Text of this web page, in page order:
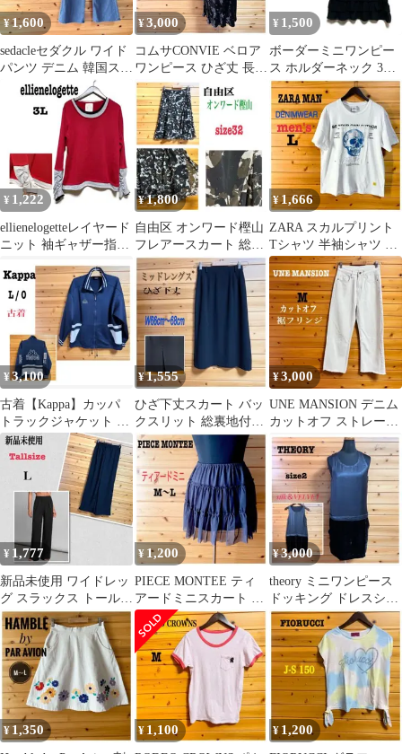
¥1,600
sedacleセダクル ワイド
パンツ デニム 韓国スト
リート グレー S
¥3,000
コムサCONVIE ベロア
ワンピース ひざ丈 長袖
ブラウン F
¥ 1,500
ボーダーミニワンピー
ス ホルダーネック 3段
フリル 黒/白 M位
¥ 1,222
ellienelogetteレイヤード
ニット 袖ギャザー指出
¥1,800
自由区 オンワード樫山
フレアースカート 総柄
サイズ32 XS
¥1,666
ZARA スカルプリント
Tシャツ 半袖シャツ 白
L
¥3,100
古着【Kappa】カッパ
トラックジャケット ジ
ャージ ロゴ刺繍ネイビ
ー L/O
¥1,555
ひざ下丈スカート バッ
クスリット 総裏地付き
スカート ミッドレング
ス 黒M〜L
¥3,000
UNE MANSION デニム
カットオフ ストレート
裾フリンジ M 白
¥ 1,777
新品未使用 ワイドレッ
グ スラックス トールサ
イズ ワイド ウエストゴ
ム L 黒
¥ 1,200
PIECE MONTEE ティ
アードミニスカート ダ
ークグレー
¥3,000
theory ミニワンピース
ドッキング ドレスシル
ク混 ベルベット サイズ
2
¥ 1,350 ¥1,100 ¥ 1,200